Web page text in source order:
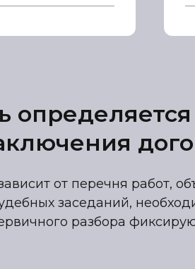
от перечня работ,
заседаний,
разбора